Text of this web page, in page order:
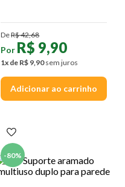
DeR$42,68
Por R$ 9,90
1x de R$ 9 90sem juros
Adicionar ao carrinho
-80%